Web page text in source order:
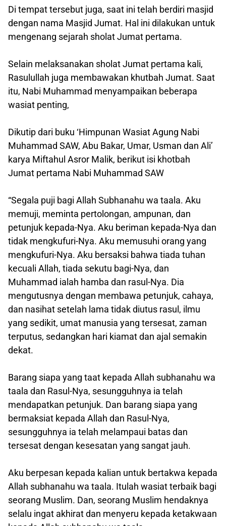
Di tempat tersebut juga, saat ini telah berdiri masjid
dengan nama Masjid Jumat. Hal ini dilakukan untuk
mengenang sejarah sholat Jumat pertama.
Selain melaksanakan sholat Jumat pertama kali,
Rasulullah juga membawakan khutbah Jumat. Saat
itu, Nabi Muhammad menyampaikan beberapa
wasiat penting,
Dikutip dari buku ‘Himpunan Wasiat Agung Nabi
Muhammad SAW, Abu Bakar, Umar, Usman dan Ali’
karya Miftahul Asror Malik, berikut isi khotbah
Jumat pertama Nabi Muhammad SAW
“Segala puji bagi Allah Subhanahu wa taala. Aku
memuji, meminta pertolongan, ampunan, dan
petunjuk kepada-Nya. Aku beriman kepada-Nya dan
tidak mengkufuri-Nya. Aku memusuhi orang yang
mengkufuri-Nya. Aku bersaksi bahwa tiada tuhan
kecuali Allah, tiada sekutu bagi-Nya, dan
Muhammad ialah hamba dan rasul-Nya. Dia
mengutusnya dengan membawa petunjuk, cahaya,
dan nasihat setelah lama tidak diutus rasul, ilmu
yang sedikit, umat manusia yang tersesat, zaman
terputus, sedangkan hari kiamat dan ajal semakin
dekat.
Barang siapa yang taat kepada Allah subhanahu wa
taala dan Rasul-Nya, sesungguhnya ia telah
mendapatkan petunjuk. Dan barang siapa yang
bermaksiat kepada Allah dan Rasul-Nya,
sesungguhnya ia telah melampaui batas dan
tersesat dengan kesesatan yang sangat jauh.
Aku berpesan kepada kalian untuk bertakwa kepada
Allah subhanahu wa taala. Itulah wasiat terbaik bagi
seorang Muslim. Dan, seorang Muslim hendaknya
selalu ingat akhirat dan menyeru kepada ketakwaan